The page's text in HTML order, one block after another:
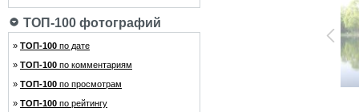
ТОП-100 фотографий
» ТОП-100 по дате
» ТОП-100 по комментариям
» ТОП-100 по просмотрам
» ТОП-100 по рейтингу